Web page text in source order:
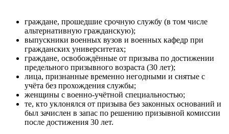
граждане, прошедшие срочную службу (в том числе
альтернативную гражданскую);
выпускники военных вузов и военных кафедр при
гражданских университетах;
граждане, освобождённые от призыва по достижении
предельного призывного возраста (30 лет);
лица, признанные временно негодными и снятые с
учёта без прохождения службы;
женщины с военно-учётной специальностью;
те, кто уклонялся от призыва без законных оснований и
был зачислен в запас по решению призывной комиссии
после достижения 30 лет.